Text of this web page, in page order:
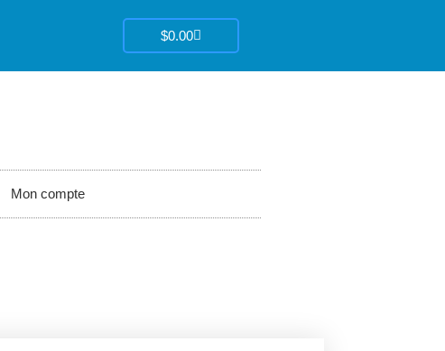
$0.00Panier
Mon compte